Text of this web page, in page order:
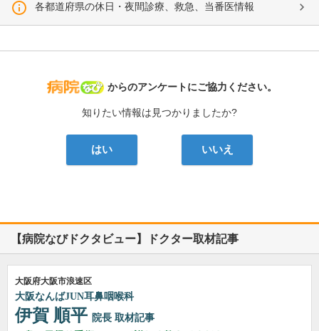
各都道府県の休日・夜間診療、救急、当番医情報
病院なび
からのアンケートにご協力ください。
知りたい情報は見つかりましたか?
はい いいえ
【病院なびドクタビュー】ドクター取材記事
大阪府大阪市浪速区
大阪なんばJUN耳鼻咽喉科
伊賀 順平 院長 取材記事